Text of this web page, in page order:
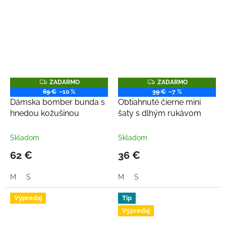
Z
A
D
A
R
M
ZADARMO
69 € –10 %
Dámska bomber bunda s
hnedou kožušinou
Skladom
62 €
M S
Z
A
D
A
R
M
ZADARMO
39 € –7 %
Obtiahnuté čierne mini
šaty s dlhým rukávom
Skladom
36 €
M S
Výpredaj
Tip
Výpredaj